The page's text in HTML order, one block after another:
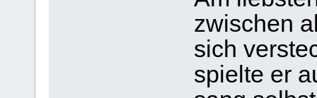
zwischen
sich
spielte er